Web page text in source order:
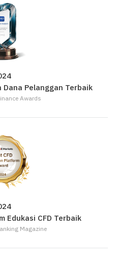
Dana Pelanggan Terbaik
Awards
Edukasi CFD Terbaik
Magazine